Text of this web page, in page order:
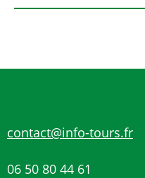
contact@info-tours.fr
06 50 80 44 61